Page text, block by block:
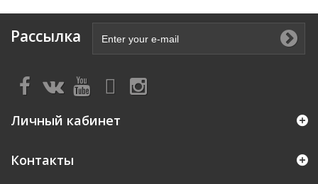
Рассылка
Личный кабинет
Контакты